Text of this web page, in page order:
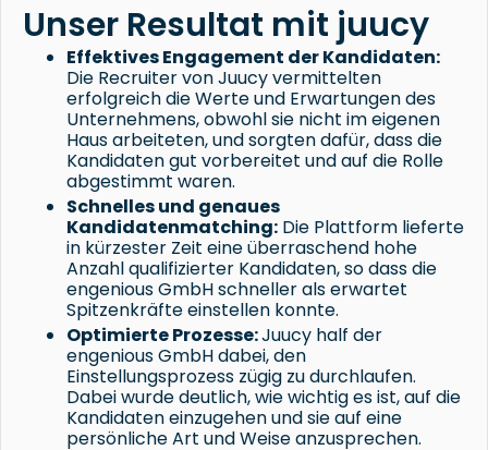
Unser Resultat mit juucy
Effektives Engagement der Kandidaten:
Die Recruiter von Juucy vermittelten
erfolgreich die Werte und Erwartungen des
Unternehmens, obwohl sie nicht im eigenen
Haus arbeiteten, und sorgten dafür, dass die
Kandidaten gut vorbereitet und auf die Rolle
abgestimmt waren.
Schnelles und genaues
Kandidatenmatching: Die Plattform lieferte
in kürzester Zeit eine überraschend hohe
Anzahl qualifizierter Kandidaten, so dass die
engenious GmbH schneller als erwartet
Spitzenkräfte einstellen konnte.
Optimierte Prozesse:Juucy half der
engenious GmbH dabei, den
Einstellungsprozess zügig zu durchlaufen.
Dabei wurde deutlich, wie wichtig es ist, auf die
Kandidaten einzugehen und sie auf eine
persönliche Art und Weise anzusprechen.